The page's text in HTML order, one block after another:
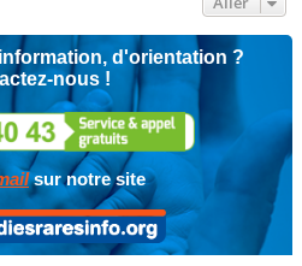
d'orientation ?
nous !
sur notre site